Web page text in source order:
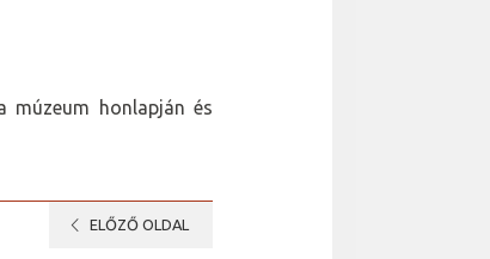
múzeum honlapján és
chevron_left ELŐZŐ OLDAL